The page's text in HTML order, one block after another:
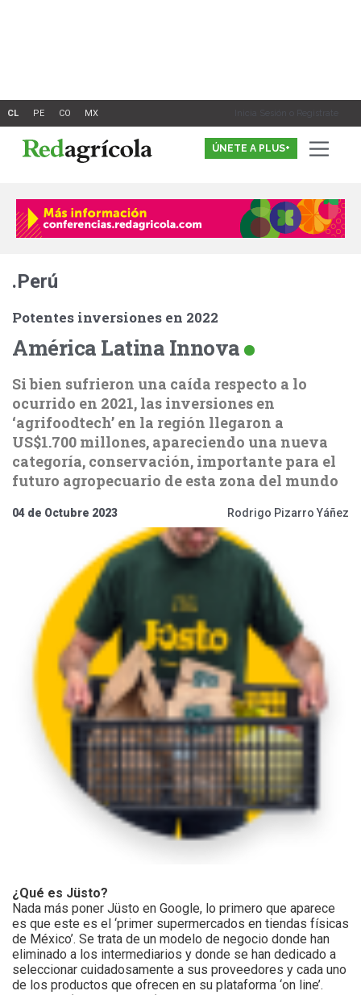
Inicia Sesión o Registrate
ÚNETE A PLUS+
.Perú
Potentes inversiones en 2022
América Latina Innova
Si bien sufrieron una caída respecto a lo
ocurrido en 2021, las inversiones en
‘agrifoodtech’ en la región llegaron a
US$1.700 millones, apareciendo una nueva
categoría, conservación, importante para el
futuro agropecuario de esta zona del mundo
04 de Octubre 2023 Rodrigo Pizarro Yáñez
¿Qué es Jüsto?
Nada más poner Jüsto en Google, lo primero que aparece
es que este es el ‘primer supermercados en tiendas físicas
de México’. Se trata de un modelo de negocio donde han
eliminado a los intermediarios y donde se han dedicado a
seleccionar cuidadosamente a sus proveedores y cada uno
de los productos que ofrecen en su plataforma ‘on line’.